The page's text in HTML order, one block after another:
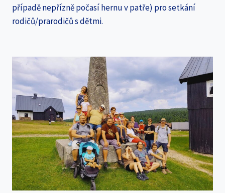
případě nepřízně počasí hernu v patře) pro setkání
rodičů/prarodičů s dětmi.